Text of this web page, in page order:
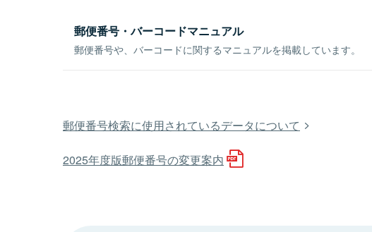
郵便番号・バーコードマニュアル
郵便番号や、バーコードに関するマニュアルを掲載しています。
郵便番号検索に使用されているデータについて
2025年度版郵便番号の変更案内